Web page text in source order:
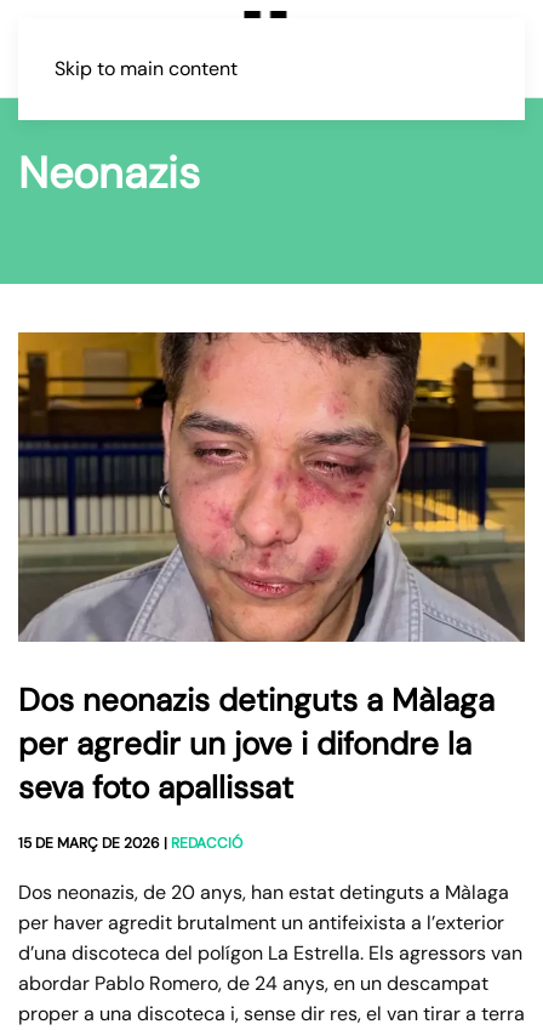
Skip to main content
Neonazis
Dos neonazis detinguts a Màlaga
per agredir un jove i difondre la
seva foto apallissat
15 DE MARÇ DE 2026 |REDACCIÓ
Dos neonazis, de 20 anys, han estat detinguts a Màlaga
per haver agredit brutalment un antifeixista a l’exterior
d’una discoteca del polígon La Estrella. Els agressors van
abordar Pablo Romero, de 24 anys, en un descampat
proper a una discoteca i, sense dir res, el van tirar a terra